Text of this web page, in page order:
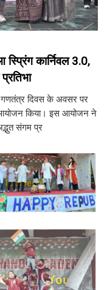
स्प्रिंग कार्निवल 3.0,
गणतंत्र दिवस के अवसर पर
आयोजन किया। इस आयोजन ने
संगम प्र